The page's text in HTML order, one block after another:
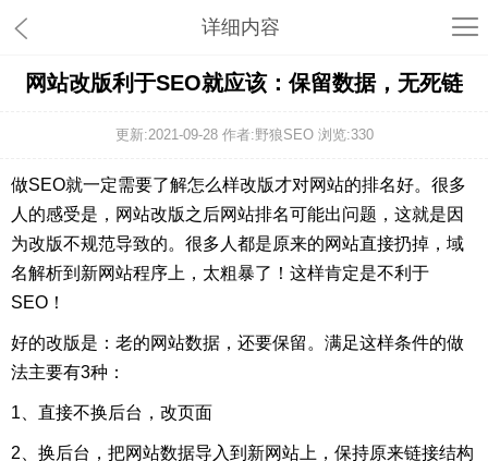
详细内容
网站改版利于SEO就应该：保留数据，无死链
更新:2021-09-28 作者:野狼SEO 浏览:330
做SEO就一定需要了解怎么样改版才对网站的排名好。很多
人的感受是，网站改版之后网站排名可能出问题，这就是因
为改版不规范导致的。很多人都是原来的网站直接扔掉，域
名解析到新网站程序上，太粗暴了！这样肯定是不利于
SEO！
好的改版是：老的网站数据，还要保留。满足这样条件的做
法主要有3种：
1、直接不换后台，改页面
2、换后台，把网站数据导入到新网站上，保持原来链接结构